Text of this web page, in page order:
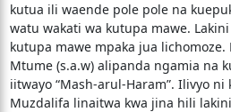
kutua ili waende pole pole na
watu wakati wa kutupa mawe.
kutupa mawe mpaka jua lichomoze.
Mtume (s.a.w) alipanda ngamia na
iitwayo “Mash-arul-Haram”. Ilivyo
Muzdalifa linaitwa kwa jina hili